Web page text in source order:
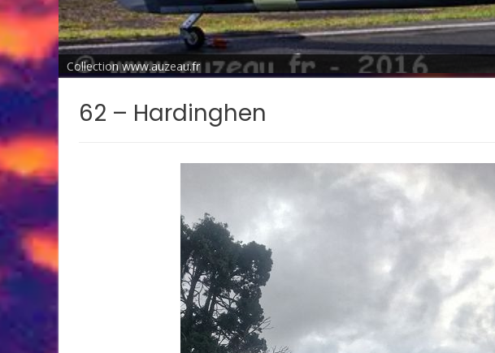
Collection www.auzeau.fr
62 – Hardinghen